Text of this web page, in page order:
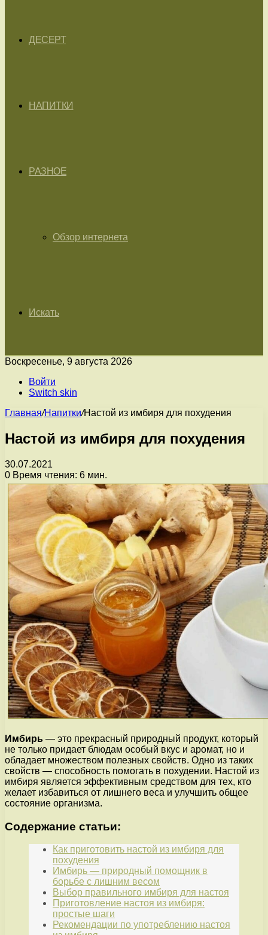
ДЕСЕРТ
НАПИТКИ
РАЗНОЕ
Обзор интернета
Искать
Воскресенье, 9 августа 2026
Войти
Switch skin
Главная/Напитки/Настой из имбиря для похудения
Настой из имбиря для похудения
30.07.2021
0 Время чтения: 6 мин.
Имбирь — это прекрасный природный продукт, который
не только придает блюдам особый вкус и аромат, но и
обладает множеством полезных свойств. Одно из таких
свойств — способность помогать в похудении. Настой из
имбиря является эффективным средством для тех, кто
желает избавиться от лишнего веса и улучшить общее
состояние организма.
Содержание статьи:
Как приготовить настой из имбиря для
похудения
Имбирь — природный помощник в
борьбе с лишним весом
Выбор правильного имбиря для настоя
Приготовление настоя из имбиря:
простые шаги
Рекомендации по употреблению настоя